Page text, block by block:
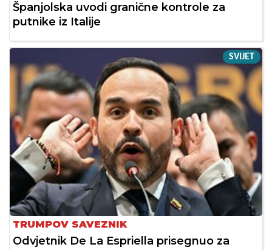
Španjolska uvodi granične kontrole za
putnike iz Italije
SVIJET
TRUMPOV SAVEZNIK
Odvjetnik De La Espriella prisegnuo za